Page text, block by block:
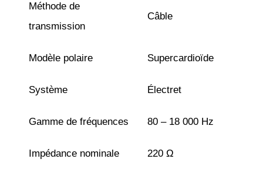
Méthode de
transmission
Câble
Modèle polaire Supercardioïde
Système Électret
Gamme de fréquences 80 – 18 000 Hz
Impédance nominale 220 Ω